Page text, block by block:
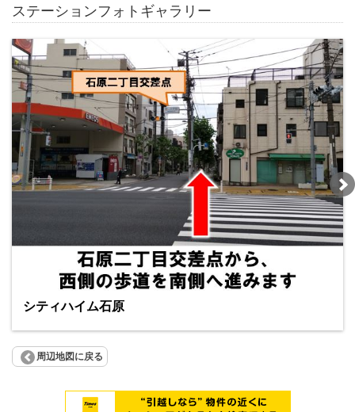
ステーションフォトギャラリー
シティハイム石原
周辺地図に戻る